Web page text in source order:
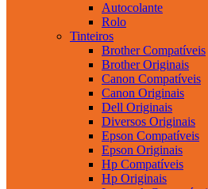
Autocolante
Rolo
Tinteiros
Brother Compatíveis
Brother Originais
Canon Compatíveis
Canon Originais
Dell Originais
Diversos Originais
Epson Compatíveis
Epson Originais
Hp Compatíveis
Hp Originais